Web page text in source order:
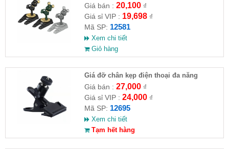
Giá bán : 20,100₫
Giá sỉ VIP : 19,698₫
Mã SP: 12581
Xem chi tiết
Giỏ hàng
Giá đỡ chân kẹp điện thoại đa năng
Giá bán : 27,000₫
Giá sỉ VIP : 24,000₫
Mã SP: 12695
Xem chi tiết
Tạm hết hàng